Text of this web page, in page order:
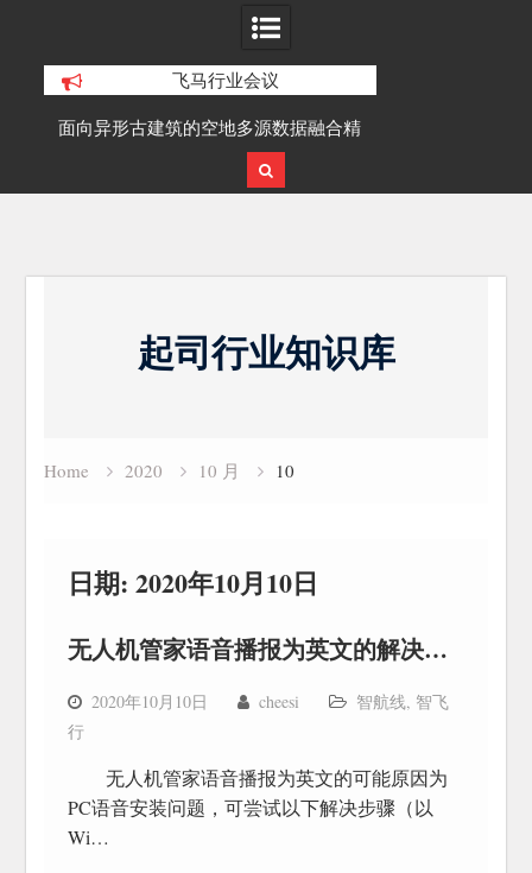
飞马行业会议
面向异形古建筑的空地多源数据融合精
细化三维重建研究
起司行业知识库
Home 2020 10 月 10
日期:2020年10月10日
无人机管家语音播报为英文的解决办法
2020年10月10日 cheesi 智航线, 智飞
行
无人机管家语音播报为英文的可能原因为
PC语音安装问题，可尝试以下解决步骤（以
Wi…